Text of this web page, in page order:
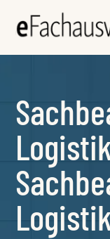
Logistik